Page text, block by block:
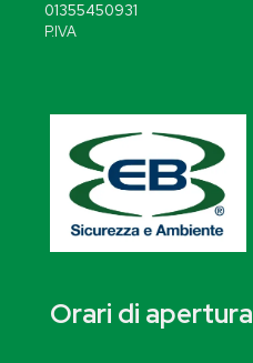
01355450931
P.IVA
Orari di apertura